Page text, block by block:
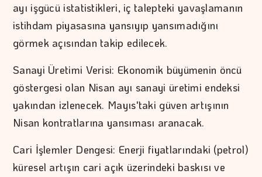
ayı işgücü istatistikleri, iç talepteki yavaşlamanın
istihdam piyasasına yansıyıp yansımadığını
görmek açısından takip edilecek.
Sanayi Üretimi Verisi: Ekonomik büyümenin öncü
göstergesi olan Nisan ayı sanayi üretimi endeksi
yakından izlenecek. Mayıs'taki güven artışının
Nisan kontratlarına yansıması aranacak.
Cari İşlemler Dengesi: Enerji fiyatlarındaki (petrol)
küresel artışın cari açık üzerindeki baskısı ve